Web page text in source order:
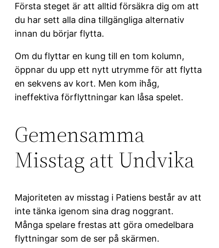
Första steget är att alltid försäkra dig om att
du har sett alla dina tillgängliga alternativ
innan du börjar flytta.
Om du flyttar en kung till en tom kolumn,
öppnar du upp ett nytt utrymme för att flytta
en sekvens av kort. Men kom ihåg,
ineffektiva förflyttningar kan låsa spelet.
Gemensamma
Misstag att Undvika
Majoriteten av misstag i Patiens består av att
inte tänka igenom sina drag noggrant.
Många spelare frestas att göra omedelbara
flyttningar som de ser på skärmen.